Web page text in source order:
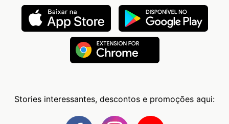
Stories interessantes, descontos e promoções aqui: